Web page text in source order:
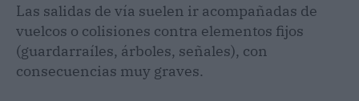
Las salidas de vía suelen ir acompañadas de
vuelcos o colisiones contra elementos fijos
(guardarraíles, árboles, señales), con
consecuencias muy graves.